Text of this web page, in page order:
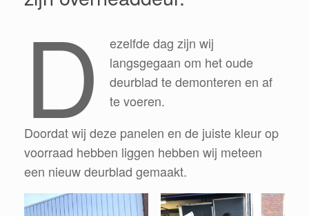
D
ezelfde dag zijn wij
langsgegaan om het oude
deurblad te demonteren en af
te voeren.
Doordat wij deze panelen en de juiste kleur op
voorraad hebben liggen hebben wij meteen
een nieuw deurblad gemaakt.